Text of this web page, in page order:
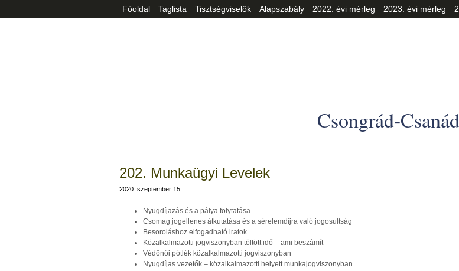
Főoldal Taglista Tisztségviselők Alapszabály 2022. évi mérleg 2023. évi mérleg
Csongrád-
202. Munkaügyi Levelek
2020. szeptember 15.
Nyugdíjazás és a pálya folytatása
Csomag jogellenes átkutatása és a sérelemdíjra való jogosultság
Besoroláshoz elfogadható iratok
Közalkalmazotti jogviszonyban töltött idő – ami beszámít
Védőnői pótlék közalkalmazotti jogviszonyban
Nyugdíjas vezetők – közalkalmazotti helyett munkajogviszonyban